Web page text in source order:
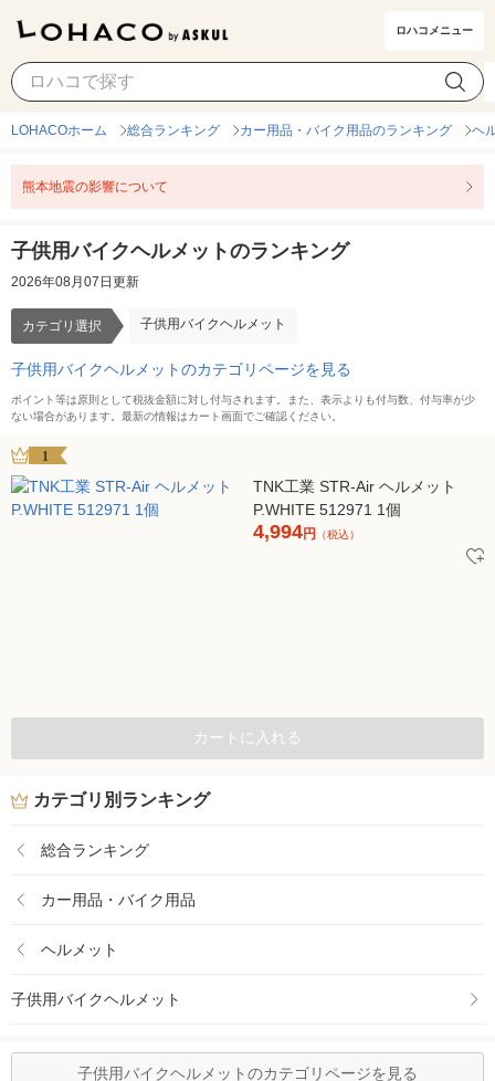
ロハコメニュー
子供用バイクヘルメット カテゴリ選択
LOHACOホーム 総合ランキング カー用品・バイク用品のランキング ヘ
熊本地震の影響について
子供用バイクヘルメットのランキング
2026年08月07日更新
カテゴリ選択 子供用バイクヘルメット
子供用バイクヘルメットのカテゴリページを見る
ポイント等は原則として税抜金額に対し付与されます。また、表示よりも付与数、付与率が少
ない場合があります。最新の情報はカート画面でご確認ください。
1
TNK工業 STR-Air ヘルメット
P.WHITE 512971 1個
4,994円 （税込）
カートに入れる
カテゴリ別ランキング
総合ランキング
カー用品・バイク用品
ヘルメット
子供用バイクヘルメット
子供用バイクヘルメットのカテゴリページを見る